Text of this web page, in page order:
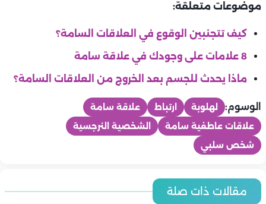
موضوعات متعلقة:
كيف تتجنبين الوقوع في العلاقات السامة؟
8 علامات على وجودك في علاقة سامة
ماذا يحدث للجسم بعد الخروج من العلاقات السامة؟
الوسوم: لهلوبة ارتباط
علاقة سامة
علاقات عاطفية سامة
الشخصية النرجسية
شخص سلبي
مقالات ذات صلة
هو وهي
هو وهي